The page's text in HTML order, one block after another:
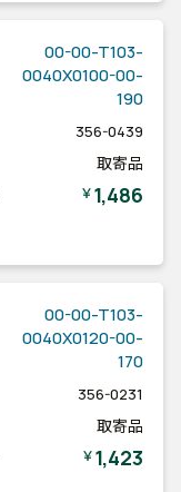
00-00-T103-
0040X0100-00-
190
356-0439
取寄品
￥1,486
00-00-T103-
0040X0120-00-
170
356-0231
取寄品
￥1,423